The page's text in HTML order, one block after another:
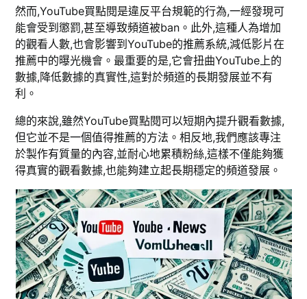
然而,YouTube買點閱是違反平台規範的行為,一經發現可
能會受到懲罰,甚至導致頻道被ban。此外,這種人為增加
的觀看人數,也會影響到YouTube的推薦系統,減低影片在
推薦中的曝光機會。最重要的是,它會扭曲YouTube上的
數據,降低數據的真實性,這對於頻道的長期發展並不有
利。
總的來說,雖然YouTube買點閱可以短期內提升觀看數據,
但它並不是一個值得推薦的方法。相反地,我們應該專注
於製作有質量的內容,並耐心地累積粉絲,這樣不僅能夠獲
得真實的觀看數據,也能夠建立起長期穩定的頻道發展。